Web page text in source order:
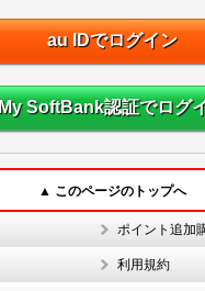
au IDでログイン
My SoftBank認証でログ
▲ このページのトップへ
ポイント追加
利用規約